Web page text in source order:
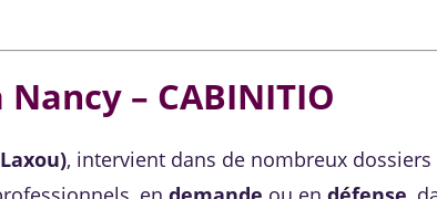
– CABINITIO
, intervient dans de nombreux